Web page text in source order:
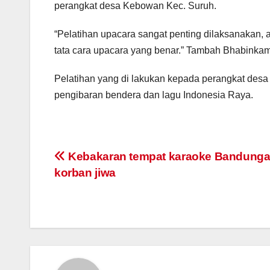
perangkat desa Kebowan Kec. Suruh.
“Pelatihan upacara sangat penting
tata cara upacara yang benar.” Tambah
Pelatihan yang di lakukan kepada perangkat
pengibaran bendera dan lagu Indonesia Raya.
Post
navigation
Kebakaran tempat karaoke
korban jiwa